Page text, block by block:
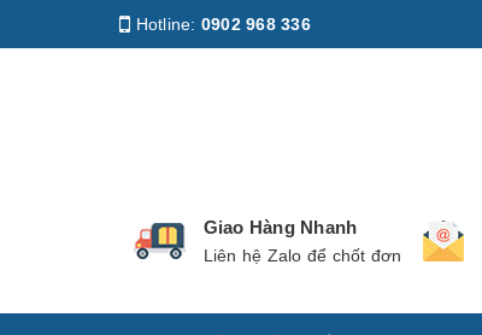
Hotline: 0902 968 336
Giao Hàng Nhanh
Liên hệ Zalo để chốt đơn